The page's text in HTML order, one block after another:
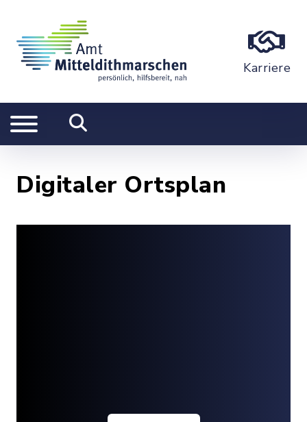
Karriere
Digitaler Ortsplan